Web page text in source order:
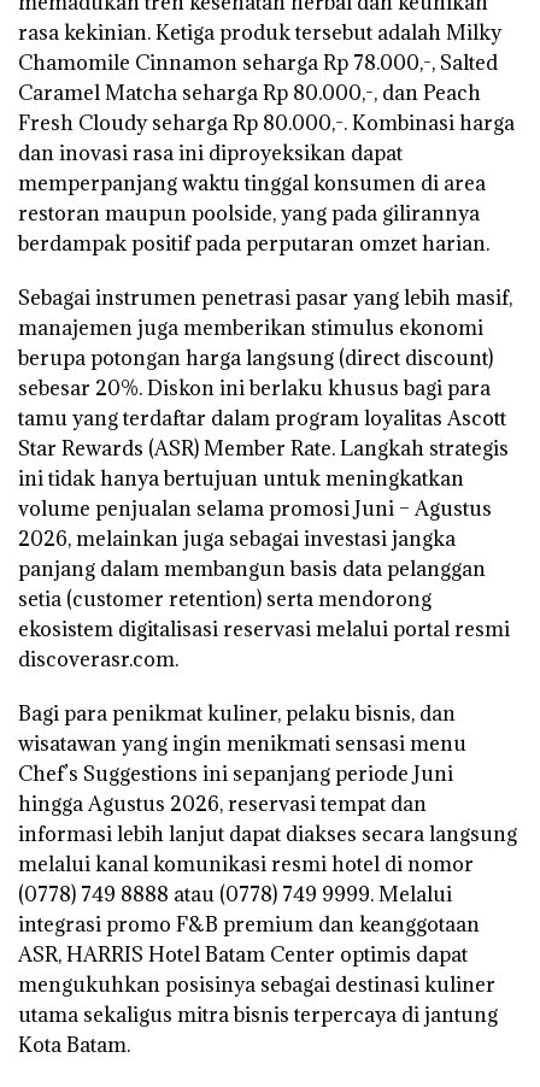
rasa kekinian. Ketiga produk tersebut adalah Milky
Chamomile Cinnamon seharga Rp 78.000,-, Salted
Caramel Matcha seharga Rp 80.000,-, dan Peach
Fresh Cloudy seharga Rp 80.000,-. Kombinasi harga
dan inovasi rasa ini diproyeksikan dapat
memperpanjang waktu tinggal konsumen di area
restoran maupun poolside, yang pada gilirannya
berdampak positif pada perputaran omzet harian.
Sebagai instrumen penetrasi pasar yang lebih masif,
manajemen juga memberikan stimulus ekonomi
berupa potongan harga langsung (direct discount)
sebesar 20%. Diskon ini berlaku khusus bagi para
tamu yang terdaftar dalam program loyalitas Ascott
Star Rewards (ASR) Member Rate. Langkah strategis
ini tidak hanya bertujuan untuk meningkatkan
volume penjualan selama promosi Juni – Agustus
2026, melainkan juga sebagai investasi jangka
panjang dalam membangun basis data pelanggan
setia (customer retention) serta mendorong
ekosistem digitalisasi reservasi melalui portal resmi
discoverasr.com.
Bagi para penikmat kuliner, pelaku bisnis, dan
wisatawan yang ingin menikmati sensasi menu
Chef’s Suggestions ini sepanjang periode Juni
hingga Agustus 2026, reservasi tempat dan
informasi lebih lanjut dapat diakses secara langsung
melalui kanal komunikasi resmi hotel di nomor
(0778) 749 8888 atau (0778) 749 9999. Melalui
integrasi promo F&B premium dan keanggotaan
ASR, HARRIS Hotel Batam Center optimis dapat
mengukuhkan posisinya sebagai destinasi kuliner
utama sekaligus mitra bisnis terpercaya di jantung
Kota Batam.